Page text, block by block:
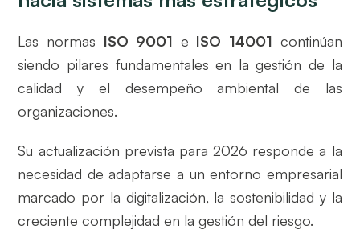
Las normas ISO 9001 e ISO 14001 continúan
siendo pilares fundamentales en la gestión de la
calidad y el desempeño ambiental de las
organizaciones.
Su actualización prevista para 2026 responde a la
necesidad de adaptarse a un entorno empresarial
marcado por la digitalización, la sostenibilidad y la
creciente complejidad en la gestión del riesgo.